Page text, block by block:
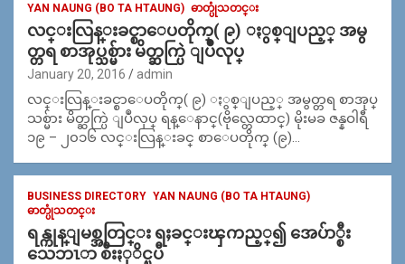
YAN NAUNG (BO TA HTAUNG) ဓာတ္ပုံသတင္း
လင္းလြန္းခင္စာေပတိုက္( ၉) ႏွစ္ျပည့္ အမွ
တ္တရ စာအုပ္သစ္မ်ား မိတ္ဆက္ပြဲ ျပဳလုပ္
January 20, 2016 admin
လင္းလြန္းခင္စာေပတိုက္( ၉) ႏွစ္ျပည့္ အမွတ္တရ စာအုပ္
သစ္မ်ား မိတ္ဆက္ပြဲ ျပဳလုပ္ ရန္ေနာင္(ဗိုလ္တေထာင္) မိုးမခ ဇန္နဝါရီ
၁၉ – ၂၀၁၆ လင္းလြန္းခင္ စာေပတိုက္ (၉)…
BUSINESS DIRECTORY YAN NAUNG (BO TA HTAUNG)
ဓာတ္ပုံသတင္း
ရန္ကုန္ျမစ္အတြင္း ရႈခင္းၾကည့္၍ အေပ်ာ္စီး
သေဘၤာ စီးႏုိင္ၿပီ